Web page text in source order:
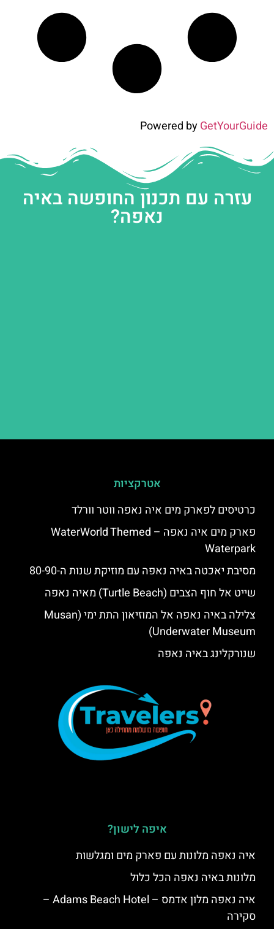
Powered byGetYourGuide
עזרה עם תכנון החופשה באיה
נאפה?
אטרקציות
כרטיסים לפארק מים איה נאפה ווטר וורלד
פארק מים איה נאפה – ‪‪WaterWorld Themed
Waterpark‬‬
מסיבת יאכטה באיה נאפה עם מוזיקת שנות ה-80-90
שייט אל חוף הצבים (Turtle Beach) מאיה נאפה
צלילה באיה נאפה אל המוזיאון התת ימי (Musan
Underwater Museum)
שנורקלינג באיה נאפה
איפה לישון?
איה נאפה מלונות עם פארק מים ומגלשות
מלונות באיה נאפה הכל כלול
איה נאפה מלון אדמס – Adams Beach Hotel –
סקירה